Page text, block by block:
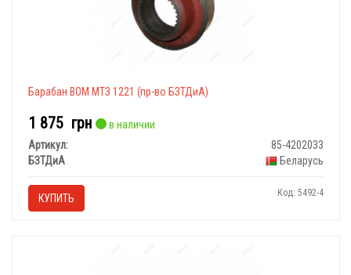
Барабан ВОМ МТЗ 1221 (пр-во БЗТДиА)
1 875 грн
в наличии
Артикул:
85-4202033
БЗТДиА
Беларусь
КУПИТЬ Код: 5492-4